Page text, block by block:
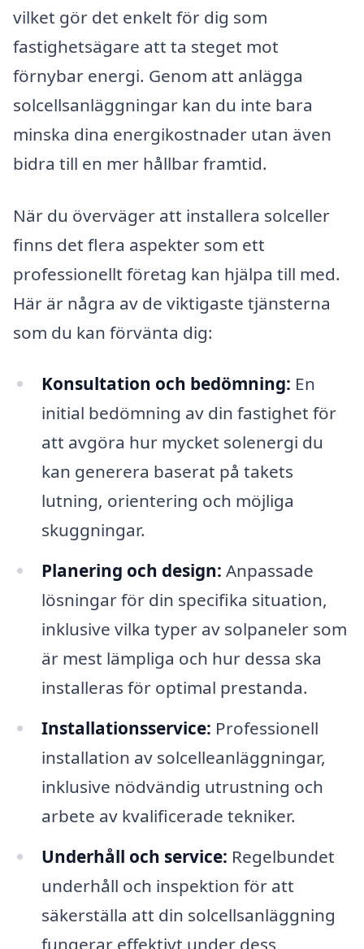
vilket gör det enkelt för dig som
fastighetsägare att ta steget mot
förnybar energi. Genom att anlägga
solcellsanläggningar kan du inte bara
minska dina energikostnader utan även
bidra till en mer hållbar framtid.
När du överväger att installera solceller
finns det flera aspekter som ett
professionellt företag kan hjälpa till med.
Här är några av de viktigaste tjänsterna
som du kan förvänta dig:
Konsultation och bedömning: En
initial bedömning av din fastighet för
att avgöra hur mycket solenergi du
kan generera baserat på takets
lutning, orientering och möjliga
skuggningar.
Planering och design: Anpassade
lösningar för din specifika situation,
inklusive vilka typer av solpaneler som
är mest lämpliga och hur dessa ska
installeras för optimal prestanda.
Installationsservice: Professionell
installation av solcelleanläggningar,
inklusive nödvändig utrustning och
arbete av kvalificerade tekniker.
Underhåll och service: Regelbundet
underhåll och inspektion för att
säkerställa att din solcellsanläggning
fungerar effektivt under dess